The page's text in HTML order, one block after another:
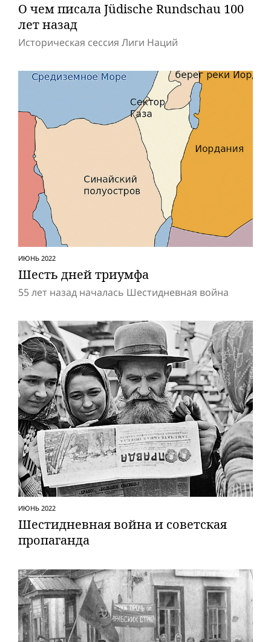
О чем писала Jüdische Rundschau 100
лет назад
Историческая сессия Лиги Наций
ИЮНЬ 2022
Шесть дней триумфа
55 лет назад началась Шестидневная вой­на
ИЮНЬ 2022
Шестидневная вой­на и советская
пропаганда